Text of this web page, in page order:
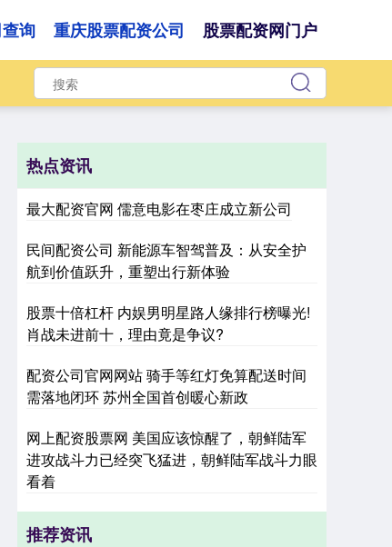
询 重庆股票配资公司 股票配资网门户
热点资讯
最大配资官网 儒意电影在枣庄成立新公司
民间配资公司 新能源车智驾普及：从安全护
航到价值跃升，重塑出行新体验
股票十倍杠杆 内娱男明星路人缘排行榜曝光!
肖战未进前十，理由竟是争议?
配资公司官网网站 骑手等红灯免算配送时间
需落地闭环 苏州全国首创暖心新政
网上配资股票网 美国应该惊醒了，朝鲜陆军
进攻战斗力已经突飞猛进，朝鲜陆军战斗力眼
看着
推荐资讯